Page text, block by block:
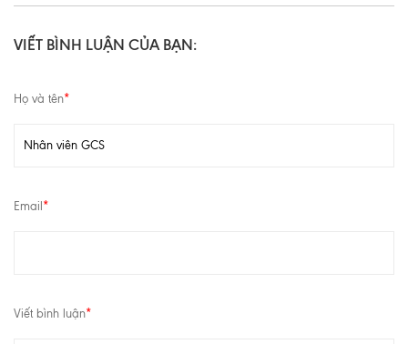
VIẾT BÌNH LUẬN CỦA BẠN:
Họ và tên*
Email *
Viết bình luận*